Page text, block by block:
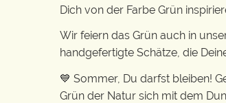
Dich von der Farbe Grün
Wir feiern das Grün auch in
handgefertigte Schätze, die
💙 Sommer, Du darfst bleiben!
Grün der Natur sich mit dem